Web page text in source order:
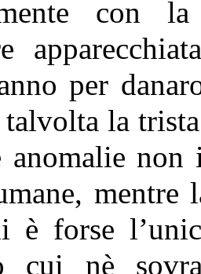
con
per
talvolta la
anomalie
è forse
cui nè